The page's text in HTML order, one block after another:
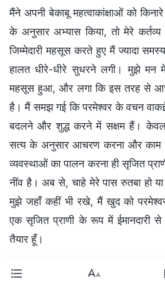
मैंने अपनी बेकाबू महत्वाकांक्षाओं को
के अनुसार अभ्यास किया, तो मेरे
जिम्मेदारी महसूस करते हुए मैं ज्यादा
हालत धीरे-धीरे सुधरने लगी। मुझे
महसूस हुआ, और लगा कि इस तरह से
है। मैं समझ गई कि परमेश्वर के वचन
बदलने और शुद्ध करने में सक्षम हैं।
सत्य के अनुसार आचरण करना और काम
व्यवस्थाओं का पालन करना ही सृजित
नींव है। अब से, चाहे मेरे पास रुतबा हो
मुझे जहाँ कहीं भी रखे, मैं खुद को
एक सृजित प्राणी के रूप में ईमानदारी से
तैयार हूँ।
मैं हमेशा नाम और रुतबे के पीछे